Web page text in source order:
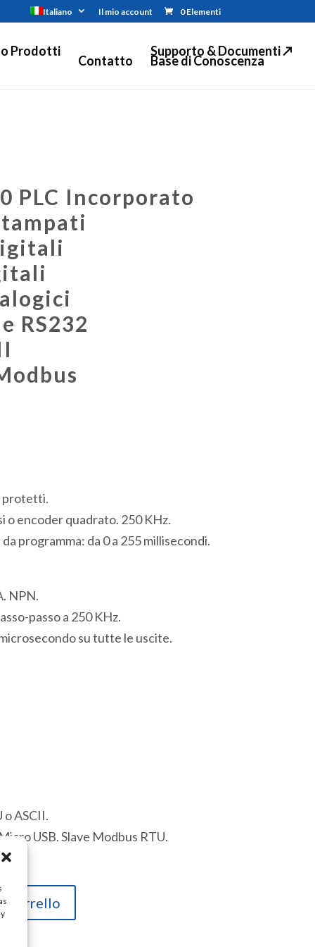
Italiano Il mio account 0 Elementi
Prodotti
Contatto
Supporto & Documenti ↗
Base di Conoscenza
PLC Incorporato
RS232
protetti.
o encoder quadrato. 250 KHz.
programma: da 0 a 255 millisecondi.
NPN.
passo a 250 KHz.
su tutte le uscite.
o ASCII.
USB. Slave Modbus RTU.
carrello